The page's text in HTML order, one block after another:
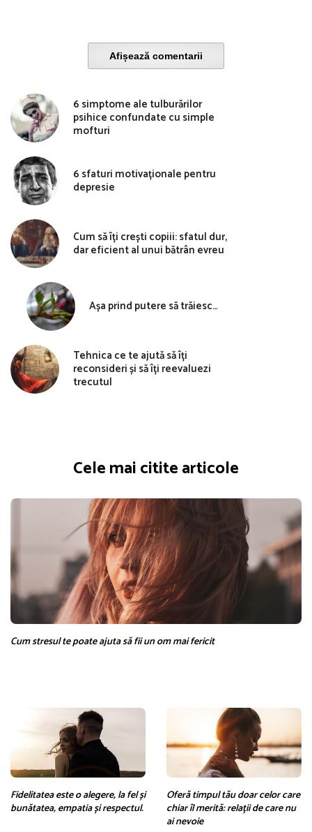
Afișează comentarii
6 simptome ale tulburărilor
psihice confundate cu simple
mofturi
6 sfaturi motivaționale pentru
depresie
Cum să îți crești copiii: sfatul dur,
dar eficient al unui bătrân evreu
Așa prind putere să trăiesc…
Tehnica ce te ajută să îți
reconsideri și să îți reevaluezi
trecutul
Cele mai citite articole
Cum stresul te poate ajuta să fii un om mai fericit
Fidelitatea este o alegere, la fel și
bunătatea, empatia și respectul.
Oferă timpul tău doar celor care
chiar îl merită: relații de care nu
ai nevoie